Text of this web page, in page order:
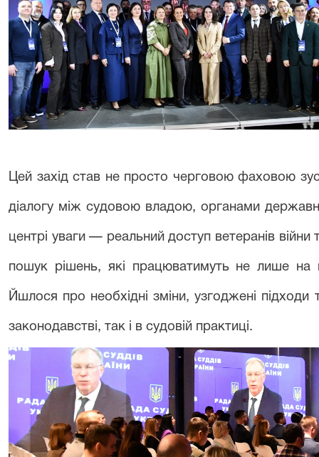
Цей захід став не просто черговою фаховою
діалогу між судовою владою, органами
центрі уваги — реальний доступ ветеранів
пошук рішень, які працюватимуть не лише на
Йшлося про необхідні зміни, узгоджені
законодавстві, так і в судовій практиці.